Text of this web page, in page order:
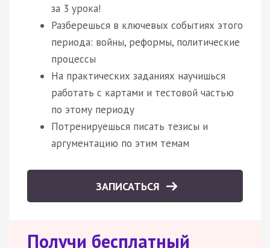
за 3 урока!
Разберешься в ключевых событиях этого
периода: войны, реформы, политические
процессы
На практических заданиях научишься
работать с картами и тестовой частью
по этому периоду
Потренируешься писать тезисы и
аргументацию по этим темам
ЗАПИСАТЬСЯ
Получи бесплатный